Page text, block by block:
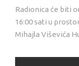
Radionica će biti
16:00 sati u
Mihajla Viševića